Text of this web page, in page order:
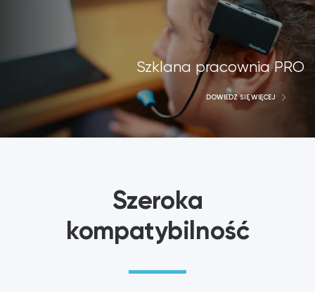
Szklana pracownia PRO
DOWIEDZ SIĘ WIĘCEJ
Szeroka
kompatybilność